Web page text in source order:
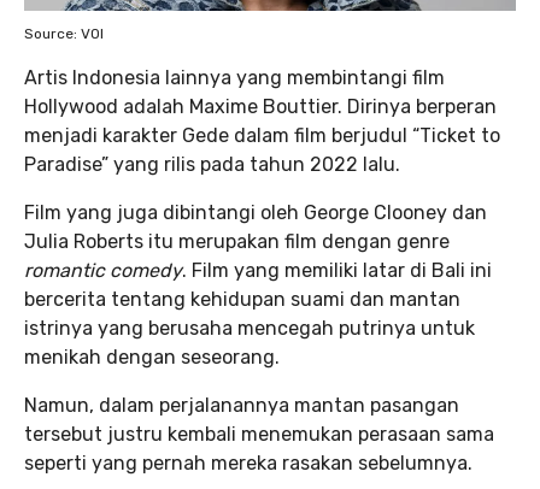
Source: VOI
Artis Indonesia lainnya yang membintangi film
Hollywood adalah Maxime Bouttier. Dirinya berperan
menjadi karakter Gede dalam film berjudul “Ticket to
Paradise” yang rilis pada tahun 2022 lalu.
Film yang juga dibintangi oleh George Clooney dan
Julia Roberts itu merupakan film dengan genre
romantic comedy. Film yang memiliki latar di Bali ini
bercerita tentang kehidupan suami dan mantan
istrinya yang berusaha mencegah putrinya untuk
menikah dengan seseorang.
Namun, dalam perjalanannya mantan pasangan
tersebut justru kembali menemukan perasaan sama
seperti yang pernah mereka rasakan sebelumnya.